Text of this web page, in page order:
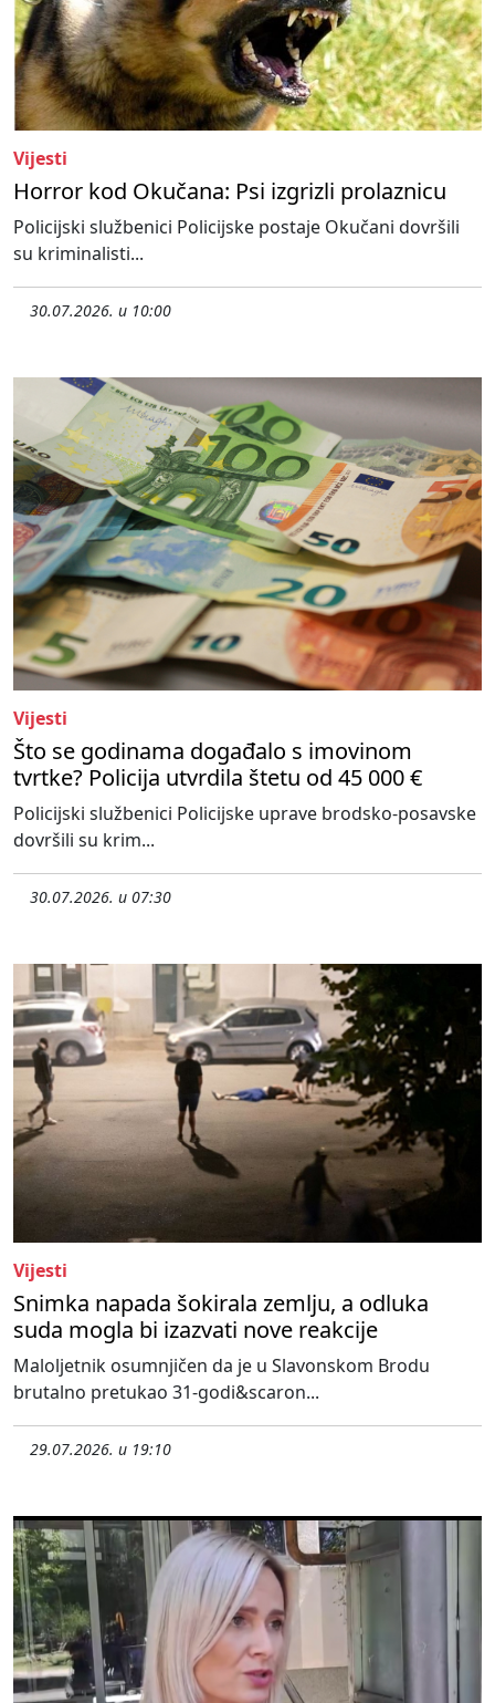
Vijesti
Horror kod Okučana: Psi izgrizli prolaznicu
Policijski službenici Policijske postaje Okučani dovršili
su kriminalisti...
30.07.2026. u 10:00
Vijesti
Što se godinama događalo s imovinom
tvrtke? Policija utvrdila štetu od 45 000 €
Policijski službenici Policijske uprave brodsko-posavske
dovršili su krim...
30.07.2026. u 07:30
Vijesti
Snimka napada šokirala zemlju, a odluka
suda mogla bi izazvati nove reakcije
Maloljetnik osumnjičen da je u Slavonskom Brodu
brutalno pretukao 31-godi&scaron...
29.07.2026. u 19:10